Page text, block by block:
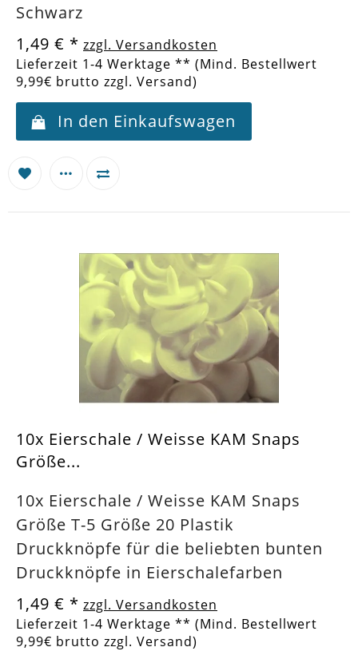
Schwarz
1,49 € * zzgl. Versandkosten
Lieferzeit 1-4 Werktage ** (Mind. Bestellwert
9,99€ brutto zzgl. Versand)
In den Einkaufswagen
10x Eierschale / Weisse KAM Snaps
Größe...
10x Eierschale / Weisse KAM Snaps
Größe T-5 Größe 20 Plastik
Druckknöpfe für die beliebten bunten
Druckknöpfe in Eierschalefarben
1,49 € * zzgl. Versandkosten
Lieferzeit 1-4 Werktage ** (Mind. Bestellwert
9,99€ brutto zzgl. Versand)